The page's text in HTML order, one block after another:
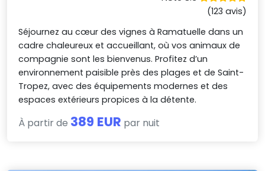
(123 avis)
Séjournez au cœur des vignes à Ramatuelle dans un
cadre chaleureux et accueillant, où vos animaux de
compagnie sont les bienvenus. Profitez d’un
environnement paisible près des plages et de Saint-
Tropez, avec des équipements modernes et des
espaces extérieurs propices à la détente.
À partir de 389 EUR par nuit